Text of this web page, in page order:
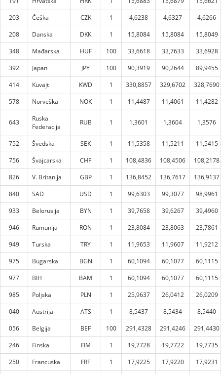
203
Češka CZK 1 4,6238 4,6327
4,6266
208
Danska DKK 1 15,8084 15,8084
15,8049
348
Mađarska HUF 100 33,6618 33,7633
33,6928
392
Japan JPY 100 90,3919 90,2644
89,9455
414
Kuvajt KWD 1 330,8857 329,6702
328,7690
578
Norveška NOK 1 11,4487 11,4061 11,4282
643
Ruska
Federacija
RUB 1 1,3601 1,3604 1,3576
752 Švedska SEK 1 11,5358 11,5211
11,5415
756
Švajcarska CHF 1 108,4836 108,4506
108,2178
826
V. Britanija GBP 1 136,8452 136,7617
136,9137
840
SAD USD 1 99,6303 99,3077
98,9961
933
Belorusija BYN 1 39,7658 39,6267
39,4960
946
Rumunija RON 1 23,8084 23,8063
23,7861
949
Turska TRY 1 11,9653 11,9607
11,9212
975
Bugarska BGN 1 60,1094 60,1077
60,1115
977
BIH BAM 1 60,1094 60,1077
60,1115
985
Poljska PLN 1 25,9637 26,0412
26,0209
040
Austrija ATS 1 8,5437 8,5434
8,5440
056
Belgija BEF 100 291,4328 291,4246
291,4430
246
Finska FIM 1 19,7728 19,7722
19,7735
250
Francuska FRF 1 17,9225 17,9220
17,9231